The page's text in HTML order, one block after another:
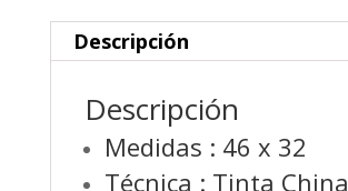
Descripción
Descripción
Medidas : 46 x 32
Técnica : Tinta China